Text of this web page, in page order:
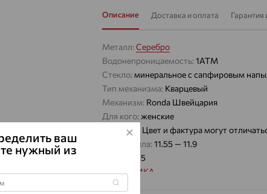
Описание Доставка и оплата Гарантия
Металл:Серебро
Водонепроницаемость:1АТМ
Стекло:минеральное с сапфировым
Тип механизма: Кварцевый
Механизм: Ronda Швейцария
Для кого:женские
Ремешок: Цвет и фактура могут
Вес металла:11.55 — 11.9
925
Бренд:
НИКА
Модель:
ваш
нужный из